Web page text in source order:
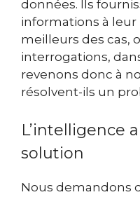
données. Ils
informations à leur
meilleurs des cas,
interrogations,
revenons donc à
résolvent-ils un
L’intelligence
solution
Nous demandons